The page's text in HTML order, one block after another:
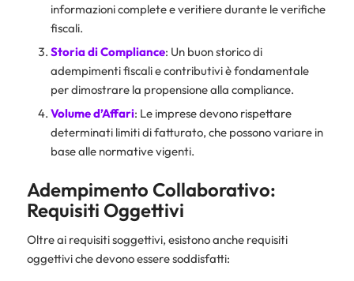
informazioni complete e veritiere durante le verifiche
fiscali.
Storia di Compliance: Un buon storico di
adempimenti fiscali e contributivi è fondamentale
per dimostrare la propensione alla compliance.
Volume d’Affari: Le imprese devono rispettare
determinati limiti di fatturato, che possono variare in
base alle normative vigenti.
Adempimento Collaborativo:
Requisiti Oggettivi
Oltre ai requisiti soggettivi, esistono anche requisiti
oggettivi che devono essere soddisfatti: